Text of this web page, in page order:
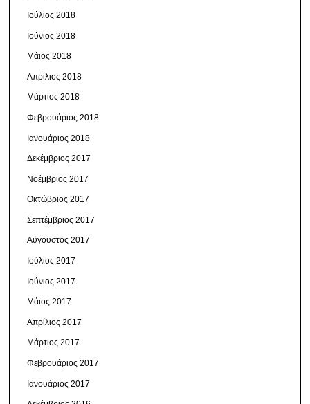
Ιούλιος 2018
Ιούνιος 2018
Μάιος 2018
Απρίλιος 2018
Μάρτιος 2018
Φεβρουάριος 2018
Ιανουάριος 2018
Δεκέμβριος 2017
Νοέμβριος 2017
Οκτώβριος 2017
Σεπτέμβριος 2017
Αύγουστος 2017
Ιούλιος 2017
Ιούνιος 2017
Μάιος 2017
Απρίλιος 2017
Μάρτιος 2017
Φεβρουάριος 2017
Ιανουάριος 2017